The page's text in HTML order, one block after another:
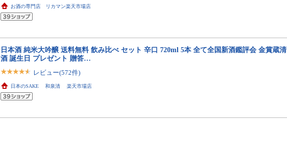
お酒の専門店 リカマン楽天市場店
日本酒 純米大吟醸 送料無料 飲み比べ セット 辛口 720ml 5本 全て全国新酒鑑評会 金賞蔵清
酒 誕生日 プレゼント 贈答…
レビュー(572件)
日本のSAKE 和泉清 楽天市場店